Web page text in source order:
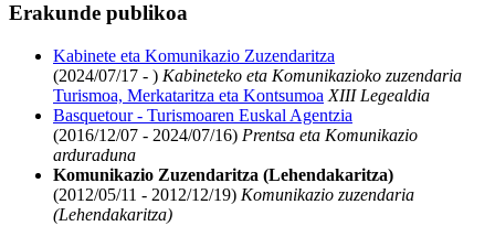
Erakunde publikoa
Kabinete eta Komunikazio Zuzendaritza
(2024/07/17 - ) Kabineteko eta Komunikazioko zuzendaria
Turismoa, Merkataritza eta Kontsumoa XIII Legealdia
Basquetour - Turismoaren Euskal Agentzia
(2016/12/07 - 2024/07/16) Prentsa eta Komunikazio
arduraduna
Komunikazio Zuzendaritza (Lehendakaritza)
(2012/05/11 - 2012/12/19) Komunikazio zuzendaria
(Lehendakaritza)